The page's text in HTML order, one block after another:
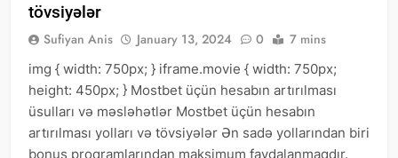
tövsiyələr
Sufiyan Anis January 13, 2024 0 7 mins
img { width: 750px; } iframe.movie { width: 750px;
height: 450px; } Mostbet üçün hesabın artırılması
üsulları və məsləhətlər Mostbet üçün hesabın
artırılması yolları və tövsiyələr Ən sadə yollarından biri
bonus proqramlarından maksimum faydalanmaqdır.